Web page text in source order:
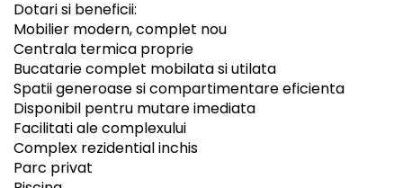
Dotari si beneficii:
Mobilier modern, complet nou
Centrala termica proprie
Bucatarie complet mobilata si utilata
Spatii generoase si compartimentare eficienta
Disponibil pentru mutare imediata
Facilitati ale complexului
Complex rezidential inchis
Parc privat